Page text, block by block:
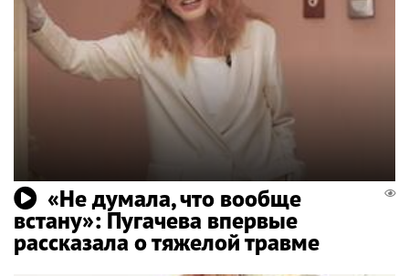
«Не думала, что вообще
встану»: Пугачева впервые
рассказала о тяжелой травме